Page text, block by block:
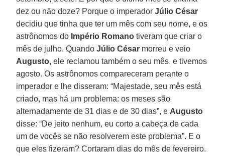
dez ou não doze? Porque o imperadorJúlio César
decidiu que tinha que ter um mês com seu nome, e os
astrônomos do Império Romano tiveram que criar o
mês de julho. QuandoJúlio César morreu e veio
Augusto, ele reclamou também o seu mês, e tivemos
agosto. Os astrônomos compareceram perante o
imperador e lhe disseram: “Majestade, seu mês está
criado, mas há um problema: os meses são
alternadamente de 31 dias e de 30 dias”, e Augusto
disse: “De jeito nenhum, eu corto a cabeça de cada
um de vocês se não resolverem este problema”. E o
que eles fizeram? Cortaram dias do mês de fevereiro.